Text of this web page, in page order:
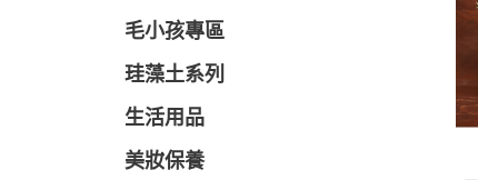
毛小孩專區
珪藻土系列
生活用品
美妝保養